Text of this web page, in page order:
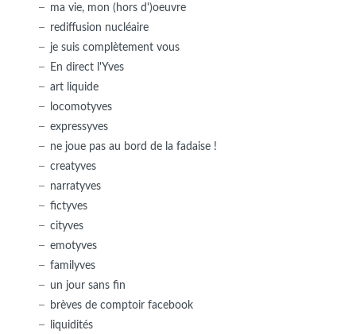
ma vie, mon (hors d')oeuvre
rediffusion nucléaire
je suis complètement vous
En direct l'Yves
art liquide
locomotyves
expressyves
ne joue pas au bord de la fadaise !
creatyves
narratyves
fictyves
cityves
emotyves
familyves
un jour sans fin
brèves de comptoir facebook
liquidités